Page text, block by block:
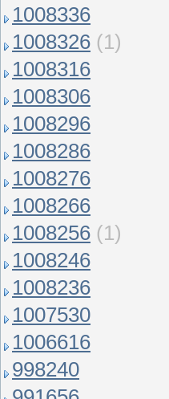
1008336
1008326 (1)
1008316
1008306
1008296
1008286
1008276
1008266
1008256 (1)
1008246
1008236
1007530
1006616
998240